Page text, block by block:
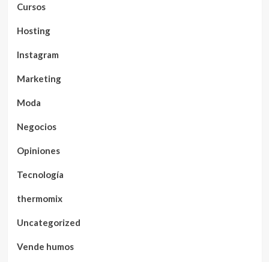
Cursos
Hosting
Instagram
Marketing
Moda
Negocios
Opiniones
Tecnología
thermomix
Uncategorized
Vende humos